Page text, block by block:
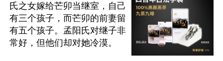
氏之女嫁给芒卯当继室，自己
有三个孩子，而芒卯的前妻留
有五个孩子。孟阳氏对继子非
常好，但他们却对她冷漠。